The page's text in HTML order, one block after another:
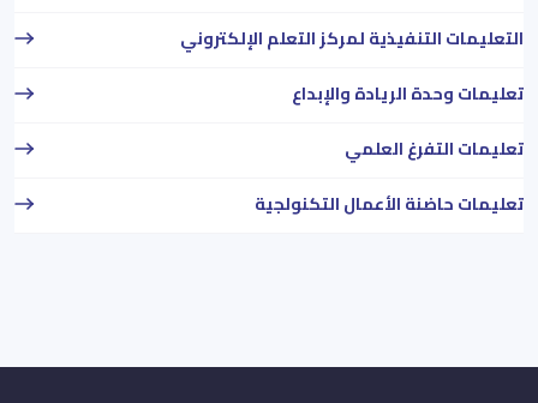
التعليمات التنفيذية لمركز التعلم الإلكتروني
تعليمات وحدة الريادة والإبداع
تعليمات التفرغ العلمي
تعليمات حاضنة الأعمال التكنولجية